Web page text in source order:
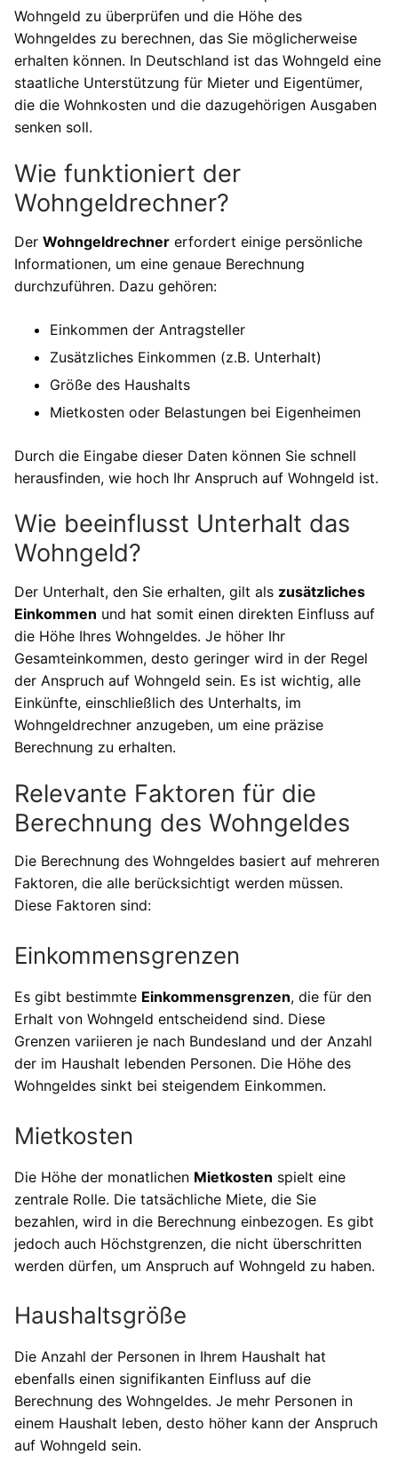
Wohngeld zu überprüfen und die Höhe des
Wohngeldes zu berechnen, das Sie möglicherweise
erhalten können. In Deutschland ist das Wohngeld eine
staatliche Unterstützung für Mieter und Eigentümer,
die die Wohnkosten und die dazugehörigen Ausgaben
senken soll.
Wie funktioniert der
Wohngeldrechner?
Der Wohngeldrechner erfordert einige persönliche
Informationen, um eine genaue Berechnung
durchzuführen. Dazu gehören:
Einkommen der Antragsteller
Zusätzliches Einkommen (z.B. Unterhalt)
Größe des Haushalts
Mietkosten oder Belastungen bei Eigenheimen
Durch die Eingabe dieser Daten können Sie schnell
herausfinden, wie hoch Ihr Anspruch auf Wohngeld ist.
Wie beeinflusst Unterhalt das
Wohngeld?
Der Unterhalt, den Sie erhalten, gilt als zusätzliches
Einkommen und hat somit einen direkten Einfluss auf
die Höhe Ihres Wohngeldes. Je höher Ihr
Gesamteinkommen, desto geringer wird in der Regel
der Anspruch auf Wohngeld sein. Es ist wichtig, alle
Einkünfte, einschließlich des Unterhalts, im
Wohngeldrechner anzugeben, um eine präzise
Berechnung zu erhalten.
Relevante Faktoren für die
Berechnung des Wohngeldes
Die Berechnung des Wohngeldes basiert auf mehreren
Faktoren, die alle berücksichtigt werden müssen.
Diese Faktoren sind:
Einkommensgrenzen
Es gibt bestimmte Einkommensgrenzen, die für den
Erhalt von Wohngeld entscheidend sind. Diese
Grenzen variieren je nach Bundesland und der Anzahl
der im Haushalt lebenden Personen. Die Höhe des
Wohngeldes sinkt bei steigendem Einkommen.
Mietkosten
Die Höhe der monatlichen Mietkosten spielt eine
zentrale Rolle. Die tatsächliche Miete, die Sie
bezahlen, wird in die Berechnung einbezogen. Es gibt
jedoch auch Höchstgrenzen, die nicht überschritten
werden dürfen, um Anspruch auf Wohngeld zu haben.
Haushaltsgröße
Die Anzahl der Personen in Ihrem Haushalt hat
ebenfalls einen signifikanten Einfluss auf die
Berechnung des Wohngeldes. Je mehr Personen in
einem Haushalt leben, desto höher kann der Anspruch
auf Wohngeld sein.